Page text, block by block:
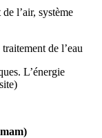
l’air, système
de l’eau
L’énergie